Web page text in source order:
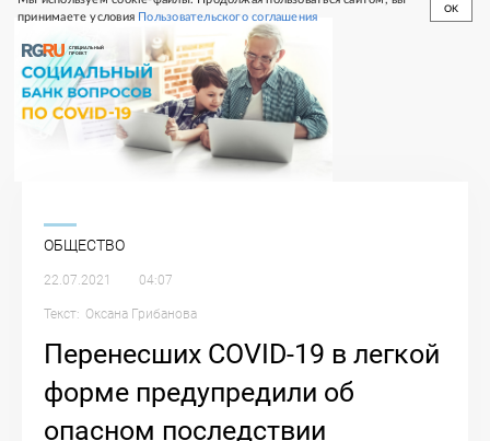
принимаете условия Пользовательского соглашения
OK
СПЕЦИАЛЬНЫЙ
ПРОЕКТ
ОБЩЕСТВО
22.07.2021 04:07
Текст: Оксана Грибанова
Перенесших COVID-19 в легкой
форме предупредили об
опасном последствии